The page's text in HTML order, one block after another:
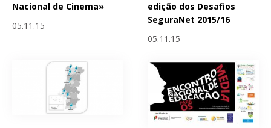
Nacional de Cinema»
05.11.15
edição dos Desafios
SeguraNet 2015/16
05.11.15